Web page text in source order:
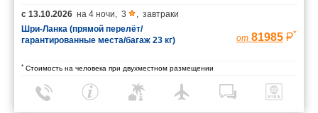
с 13.10.2026 на 4 ночи, 3 , завтраки
Шри-Ланка (прямой перелёт/
гарантированные места/багаж 23 кг)
от 81985 *
* Стоимость на человека при двухместном размещении